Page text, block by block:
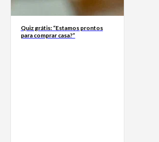
Quiz grátis: “Estamos prontos
para comprar casa?”